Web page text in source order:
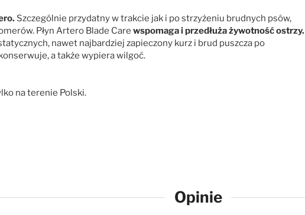
Szczególnie przydatny w trakcie jak i po strzyżeniu brudnych psów,
Płyn Artero Blade Care wspomaga i przedłuża żywotność ostrzy.
nawet najbardziej zapieczony kurz i brud puszcza po
a także wypiera wilgoć.
na terenie Polski.
Opinie